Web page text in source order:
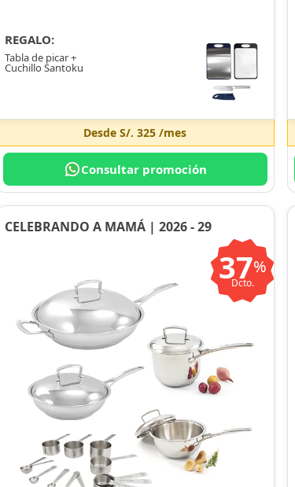
REGALO:
Tabla de picar +
Cuchillo Santoku
DesdeS/. 325 /mes
Consultar promoción
CELEBRANDO A MAMÁ | 2026 - 29
37%
Dcto.